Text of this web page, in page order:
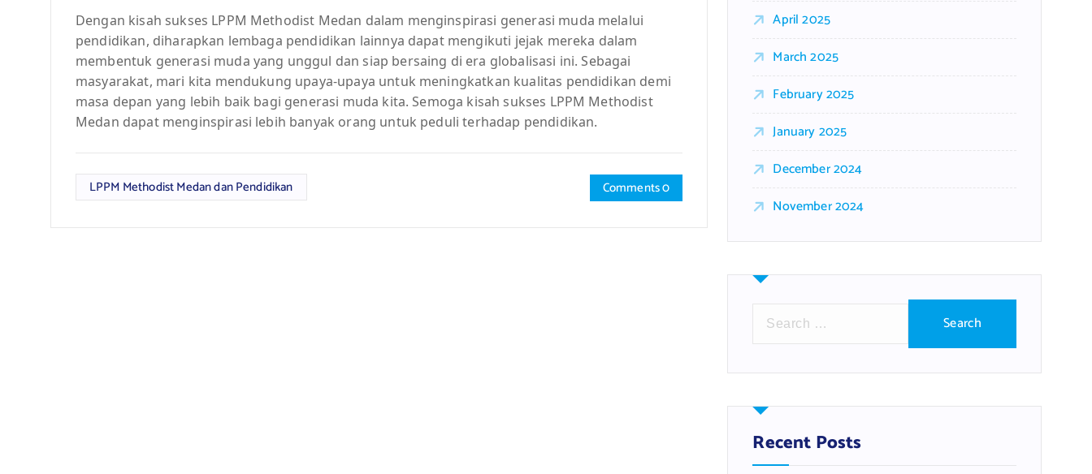
Dengan kisah sukses LPPM Methodist Medan dalam menginspirasi generasi muda melalui
pendidikan, diharapkan lembaga pendidikan lainnya dapat mengikuti jejak mereka dalam
membentuk generasi muda yang unggul dan siap bersaing di era globalisasi ini. Sebagai
masyarakat, mari kita mendukung upaya-upaya untuk meningkatkan kualitas pendidikan demi
masa depan yang lebih baik bagi generasi muda kita. Semoga kisah sukses LPPM Methodist
Medan dapat menginspirasi lebih banyak orang untuk peduli terhadap pendidikan.
LPPM Methodist Medan dan Pendidikan Comments 0
April 2025
March 2025
February 2025
January 2025
December 2024
November 2024
r
h
f
o
Recent Posts